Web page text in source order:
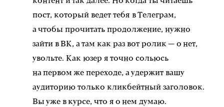
пост, который ведет тебя в Телеграм,
а чтобы прочитать продолжение, нужно
зайти в ВК, а там как раз вот ролик — о нет,
увольте. Как юзер я точно сольюсь
на первом же переходе, а удержит вашу
аудиторию только кликбейтный заголовок.
Вы уже в курсе, что я о нем думаю.